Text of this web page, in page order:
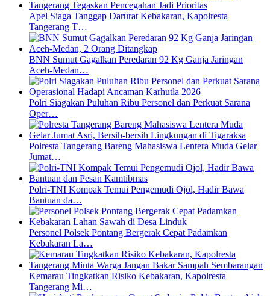
Apel Siaga Tanggap Darurat Kebakaran, Kapolresta
Tangerang T…
BNN Sumut Gagalkan Peredaran 92 Kg Ganja Jaringan
Aceh-Medan…
Polri Siagakan Puluhan Ribu Personel dan Perkuat Sarana
Oper…
Polresta Tangerang Bareng Mahasiswa Lentera Muda Gelar
Jumat…
Polri-TNI Kompak Temui Pengemudi Ojol, Hadir Bawa
Bantuan da…
Personel Polsek Pontang Bergerak Cepat Padamkan
Kebakaran La…
Kemarau Tingkatkan Risiko Kebakaran, Kapolresta
Tangerang Mi…